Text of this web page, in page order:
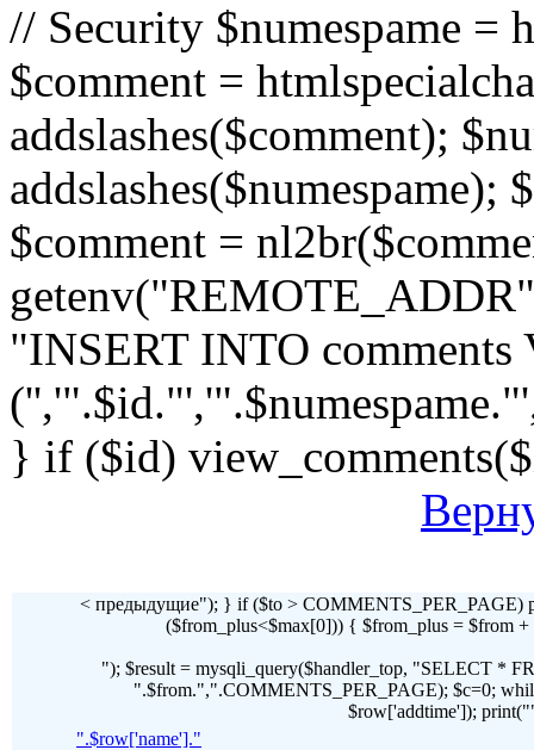
// Security $numespame =
$comment =
addslashes($comment);
addslashes($numespame);
$comment =
"INSERT INTO comments
} if ($id)
< предыдущие"); } if ($to > COMMENTS_PER_PAGE)
($from_plus<$max[0])) { $from_plus = $from
"); $result = mysqli_query($handler_top, "SELECT *
".$from.",".COMMENTS_PER_PAGE); $c=0;
$row['addtime']);
".$row['name']."